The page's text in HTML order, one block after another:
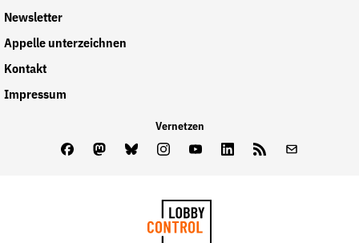
Newsletter
Appelle unterzeichnen
Kontakt
Impressum
Vernetzen
FacebookMastodon
BlueskyInstagram
YoutubeLinkedInFeed